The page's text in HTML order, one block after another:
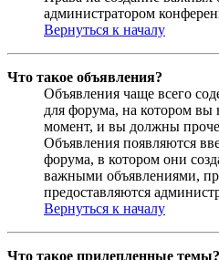
администратором
Вернуться к началу
Что такое объявления?
Объявления чаще всего
для форума, на котором вы
момент, и вы должны
Объявления появляются
форума, в котором они
важными объявлениями,
предоставляются
Вернуться к началу
Что такое прилепленные темы?